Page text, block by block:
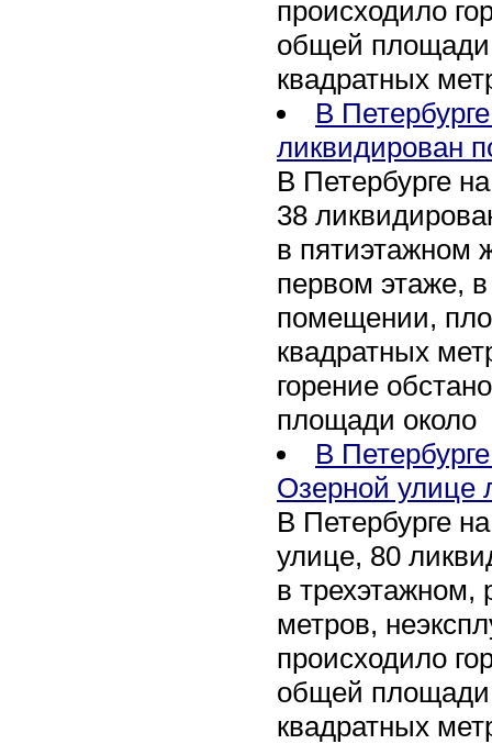
происходило
общей площади
квадратных
В
ликвидирован
В Петербурге
38
в пятиэтажном
первом этаже,
помещении,
квадратных
горение
площади около
В
Озерной улице
В Петербурге
улице, 80
в трехэтажном,
метров,
происходило
общей площади
квадратных